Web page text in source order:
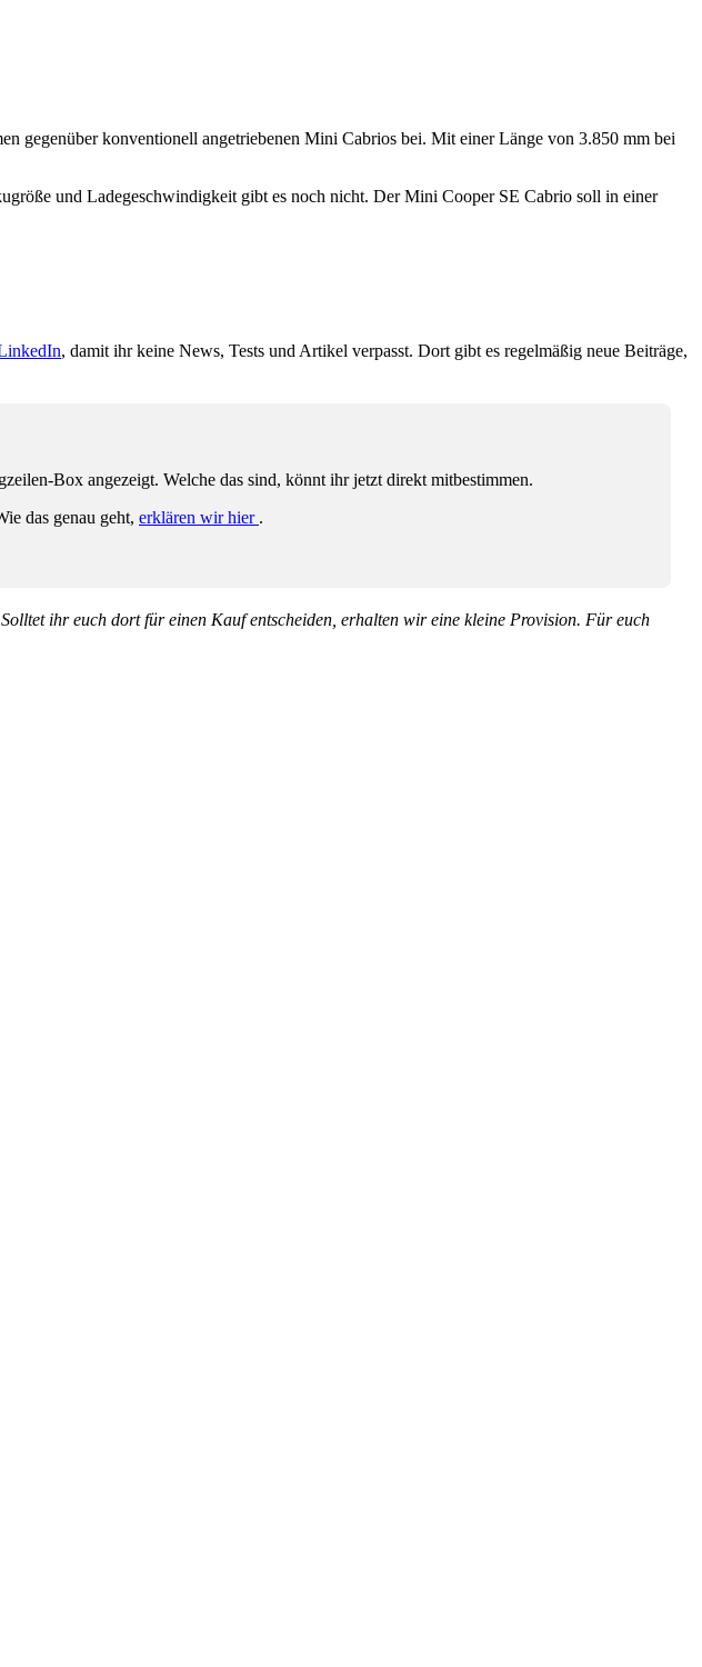
gegenüber konventionell angetriebenen Mini Cabrios bei. Mit einer Länge von 3.850 mm bei
und Ladegeschwindigkeit gibt es noch nicht. Der Mini Cooper SE Cabrio soll in einer
, damit ihr keine News, Tests und Artikel verpasst. Dort gibt es regelmäßig neue Beiträge,
Box angezeigt. Welche das sind, könnt ihr jetzt direkt mitbestimmen.
das genau geht, erklären wir hier .
ihr euch dort für einen Kauf entscheiden, erhalten wir eine kleine Provision. Für euch